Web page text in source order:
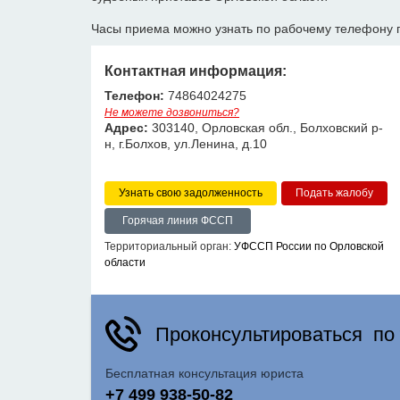
Часы приема можно узнать по рабочему телефону
Контактная информация:
Телефон: 74864024275
Не можете дозвониться?
Адрес: 303140, Орловская обл., Болховский р-
н, г.Болхов, ул.Ленина, д.10
Узнать свою задолженность
Горячая линия ФССП
Территориальный орган: УФССП России по Орловской
области